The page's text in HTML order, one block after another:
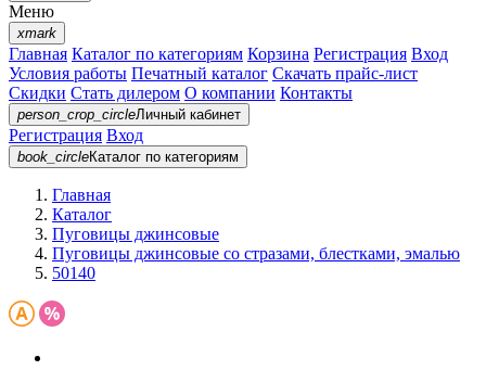
Меню
xmark
Главная Каталог по категориям Корзина Регистрация Вход
Условия работы Печатный каталог Скачать прайс-лист
Скидки Стать дилером О компании Контакты
person_crop_circleЛичный кабинет
Регистрация Вход
book_circleКаталог по категориям
Главная
Каталог
Пуговицы джинсовые
Пуговицы джинсовые со стразами, блестками, эмалью
50140